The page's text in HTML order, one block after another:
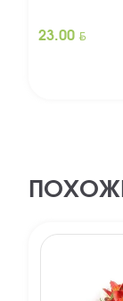
23.00 BYN